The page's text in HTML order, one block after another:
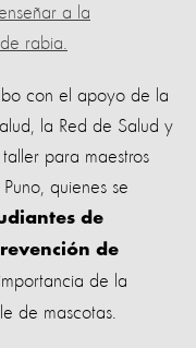
a la
rabia.
con el apoyo de la
la Red de Salud y
para maestros
quienes se
de
de
de la
de mascotas.